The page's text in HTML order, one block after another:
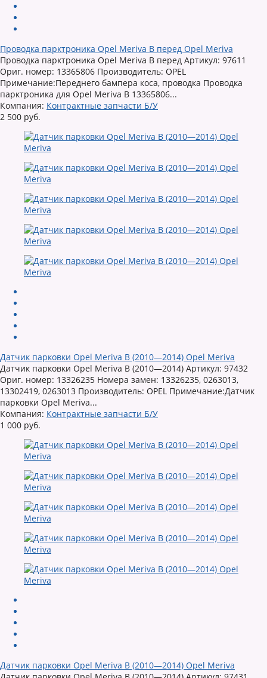
Проводка парктроника Opel Meriva B перед Opel Meriva
Проводка парктроника Opel Meriva B перед Артикул: 97611
Ориг. номер: 13365806 Производитель: OPEL
Примечание:Переднего бампера коса, проводка Проводка
парктроника для Opel Meriva B 13365806...
Компания: Контрактные запчасти Б/У
2 500 руб.
Датчик парковки Opel Meriva B (2010—2014) Opel Meriva
Датчик парковки Opel Meriva B (2010—2014) Артикул: 97432
Ориг. номер: 13326235 Номера замен: 13326235, 0263013,
13302419, 0263013 Производитель: OPEL Примечание:Датчик
парковки Opel Meriva...
Компания: Контрактные запчасти Б/У
1 000 руб.
Датчик парковки Opel Meriva B (2010—2014) Opel Meriva